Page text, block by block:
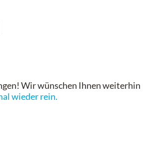
Wir wünschen Ihnen weiterhin
wieder rein.